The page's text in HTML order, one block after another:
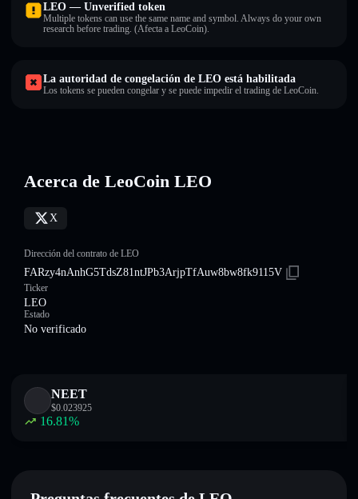
LEO — Unverified token
Multiple tokens can use the same name and symbol. Always do your own
research before trading. (Afecta a LeoCoin).
La autoridad de congelación de LEO está habilitada
Los tokens se pueden congelar y se puede impedir el trading de LeoCoin.
Acerca de LeoCoin LEO
X
Dirección del contrato de LEO
FARzy4nAnhG5TdsZ81ntJPb3ArjpTfAuw8bw8fk9115V
Ticker
LEO
Estado
No verificado
NEET
$0.023925
16.81%